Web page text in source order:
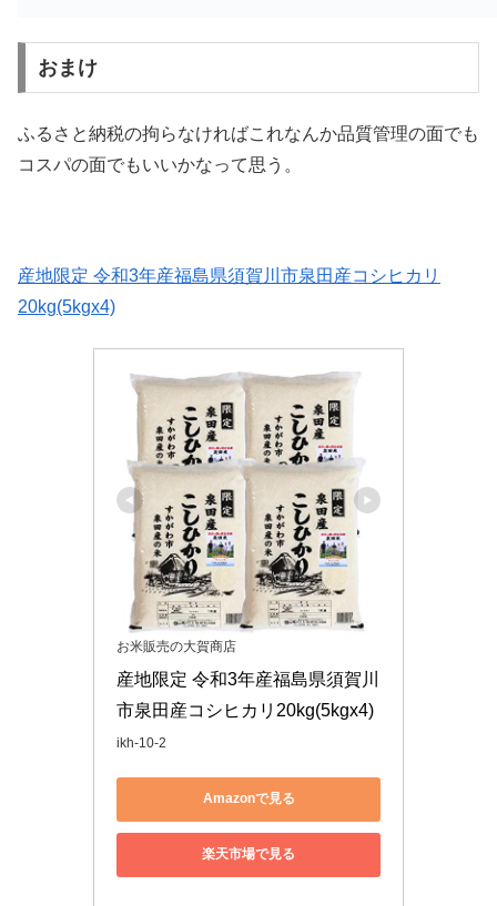
おまけ
ふるさと納税の拘らなければこれなんか品質管理の面でも
コスパの面でもいいかなって思う。
産地限定 令和3年産福島県須賀川市泉田産コシヒカリ
20kg(5kgx4)
お米販売の大賀商店
産地限定 令和3年産福島県須賀川
市泉田産コシヒカリ20kg(5kgx4)
ikh-10-2
Amazonで見る
楽天市場で見る